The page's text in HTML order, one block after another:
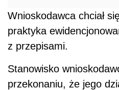
Wnioskodawca chciał
praktyka
z przepisami.
Stanowisko
przekonaniu, że jego